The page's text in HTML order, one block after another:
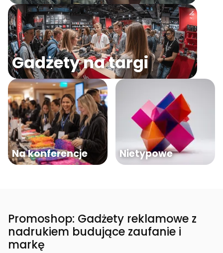
Gadżety na targi
Na konferencje Nietypowe
Promoshop: Gadżety reklamowe z
nadrukiem budujące zaufanie i
markę